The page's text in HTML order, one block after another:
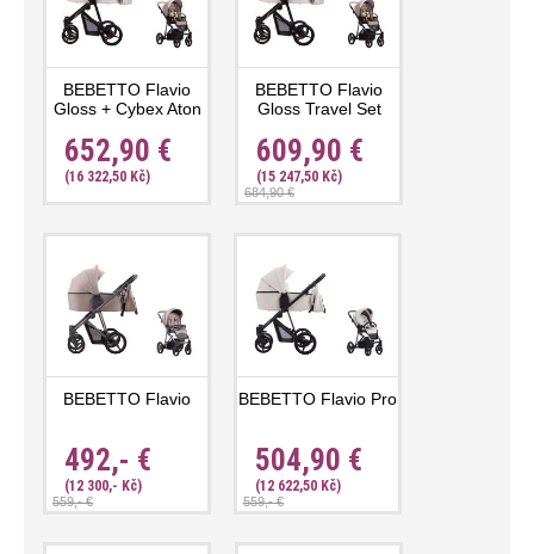
BEBETTO Flavio
Gloss + Cybex Aton
652,90 €
(16 322,50 Kč)
BEBETTO Flavio
Gloss Travel Set
609,90 €
(15 247,50 Kč)
684,90 €
BEBETTO Flavio
492,- €
(12 300,- Kč)
559,- €
BEBETTO Flavio Pro
504,90 €
(12 622,50 Kč)
559,- €